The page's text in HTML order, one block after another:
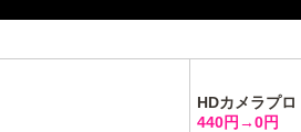
HDカメラプロ
440円→0円